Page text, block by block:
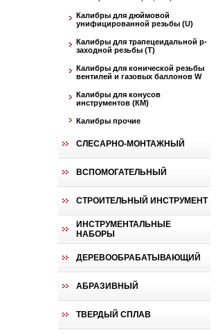
Калибры для дюймовой
унифицированной резьбы (U)
Калибры для трапецеидальной p-
заходной резьбы (T)
Калибры для конической резьбы
вентилей и газовых баллонов W
Калибры для конусов
инструментов (КМ)
Калибры прочие
СЛЕСАРНО-МОНТАЖНЫЙ
ВСПОМОГАТЕЛЬНЫЙ
СТРОИТЕЛЬНЫЙ ИНСТРУМЕНТ
ИНСТРУМЕНТАЛЬНЫЕ
НАБОРЫ
ДЕРЕВООБРАБАТЫВАЮЩИЙ
АБРАЗИВНЫЙ
ТВЕРДЫЙ СПЛАВ